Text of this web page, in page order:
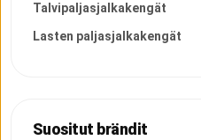
Talvipaljasjalkakengät
Lasten paljasjalkakengät
Suositut brändit